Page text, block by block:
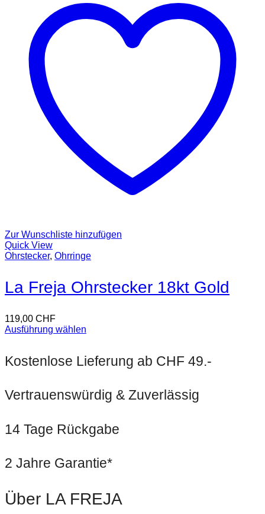
Zur Wunschliste hinzufügen
Quick View
Ohrstecker, Ohrringe
La Freja Ohrstecker 18kt Gold
119,00 CHF
Ausführung wählen
Kostenlose Lieferung ab CHF 49.-
Vertrauenswürdig & Zuverlässig
14 Tage Rückgabe
2 Jahre Garantie*
Über LA FREJA